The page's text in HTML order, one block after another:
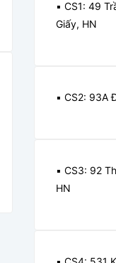
▪️ CS1: 49
Giấy, HN
▪️ CS2: 93A
▪️ CS3: 92
HN